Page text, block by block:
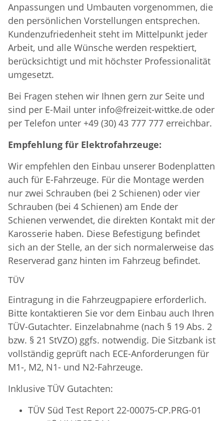
Anpassungen und Umbauten vorgenommen, die
den persönlichen Vorstellungen entsprechen.
Kundenzufriedenheit steht im Mittelpunkt jeder
Arbeit, und alle Wünsche werden respektiert,
berücksichtigt und mit höchster Professionalität
umgesetzt.
Bei Fragen stehen wir Ihnen gern zur Seite und
sind per E-Mail unter info@freizeit-wittke.de oder
per Telefon unter +49 (30) 43 777 777 erreichbar.
Empfehlung für Elektrofahrzeuge:
Wir empfehlen den Einbau unserer Bodenplatten
auch für E-Fahrzeuge. Für die Montage werden
nur zwei Schrauben (bei 2 Schienen) oder vier
Schrauben (bei 4 Schienen) am Ende der
Schienen verwendet, die direkten Kontakt mit der
Karosserie haben. Diese Befestigung befindet
sich an der Stelle, an der sich normalerweise das
Reserverad ganz hinten im Fahrzeug befindet.
TÜV
Eintragung in die Fahrzeugpapiere erforderlich.
Bitte kontaktieren Sie vor dem Einbau auch Ihren
TÜV-Gutachter. Einzelabnahme (nach § 19 Abs. 2
bzw. § 21 StVZO) ggfs. notwendig. Die Sitzbank ist
vollständig geprüft nach ECE-Anforderungen für
M1-, M2, N1- und N2-Fahrzeuge.
Inklusive TÜV Gutachten:
TÜV Süd Test Report 22-00075-CP.PRG-01